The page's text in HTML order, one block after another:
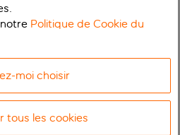
Politique de Cookie du
moi choisir
tous les cookies